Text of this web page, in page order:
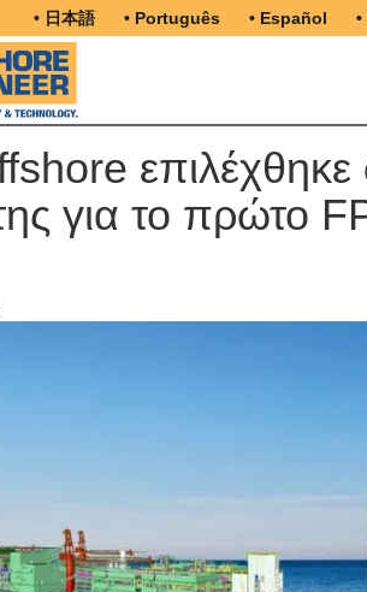
• 日本語 • Português • Español
για το πρώτο